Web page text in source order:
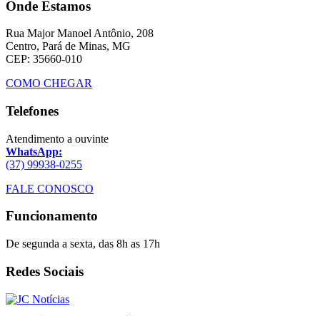
Onde Estamos
Rua Major Manoel Antônio, 208
Centro, Pará de Minas, MG
CEP: 35660-010
COMO CHEGAR
Telefones
Atendimento a ouvinte
WhatsApp:
(37) 99938-0255
FALE CONOSCO
Funcionamento
De segunda a sexta, das 8h as 17h
Redes Sociais